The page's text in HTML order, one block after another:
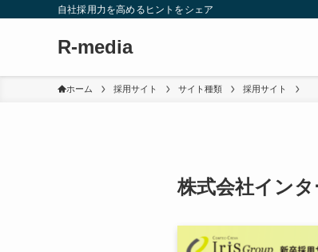
自社採用力を高めるヒントをシェア
R-media
ホーム 採用サイト サイト種類 採用サイト
株式会社イン